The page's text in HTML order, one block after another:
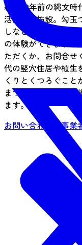
約4000年前の縄文時
活用する施設。勾玉
しなど、縄文時代の
の体験ができます（
ただくか、お問合せ
代の竪穴住居や植生
くりとくつろぐこ
まつりや講座など
ます。
お問い合わせ・事業